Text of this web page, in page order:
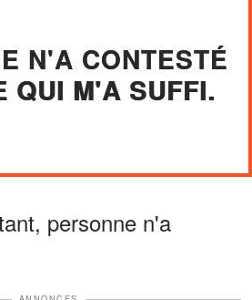
N'A CONTESTÉ
QUI M'A SUFFI.
personne n'a